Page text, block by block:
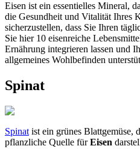
Eisen ist ein essentielles Mineral,
die Gesundheit und Vitalität Ihres
sicherzustellen, dass Sie Ihren
Sie hier 10 eisenreiche
Ernährung integrieren lassen und
allgemeines Wohlbefinden
Spinat
Spinat ist ein grünes Blattgemüse,
pflanzliche Quelle fürEisen